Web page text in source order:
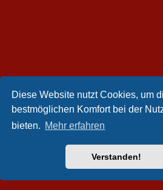
Diese Website nutzt Cookies, um
bestmöglichen Komfort bei der
bieten. Mehr erfahren
Verstanden!